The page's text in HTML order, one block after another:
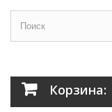
Корзина: